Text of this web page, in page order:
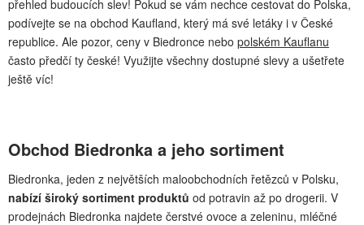
přehled budoucích slev! Pokud se vám nechce cestovat do Polska,
podívejte se na obchod Kaufland, který má své letáky i v České
republice. Ale pozor, ceny v Biedronce nebo polském Kauflanu
často předčí ty české! Využijte všechny dostupné slevy a ušetřete
ještě víc!
Obchod Biedronka a jeho sortiment
Biedronka, jeden z největších maloobchodních řetězců v Polsku,
nabízí široký sortiment produktů od potravin až po drogerii. V
prodejnách Biedronka najdete čerstvé ovoce a zeleninu, mléčné